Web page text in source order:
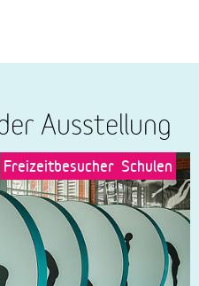
Ausstellung
Freizeitbesucher Schulen